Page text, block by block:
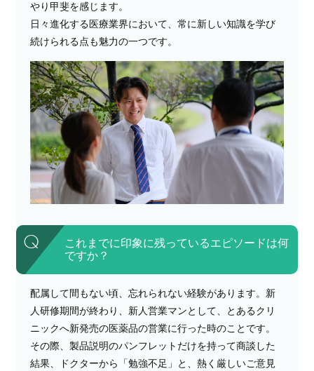
やり甲斐を感じます。
日々進化する医療業界において、常に新しい知識を学び
続けられる点も魅力の一つです。
これまでに印象に残っているエピソードは何
ですか？
配属して間もない頃、忘れられない経験があります。新
人研修期間が終わり、新人営業マンとして、とあるクリ
ニックへ新発売の医薬品の営業に行った時のことです。
その際、製品説明のパンフレットだけを持って商談した
結果、ドクターから「勉強不足」と、熱く厳しいご意見